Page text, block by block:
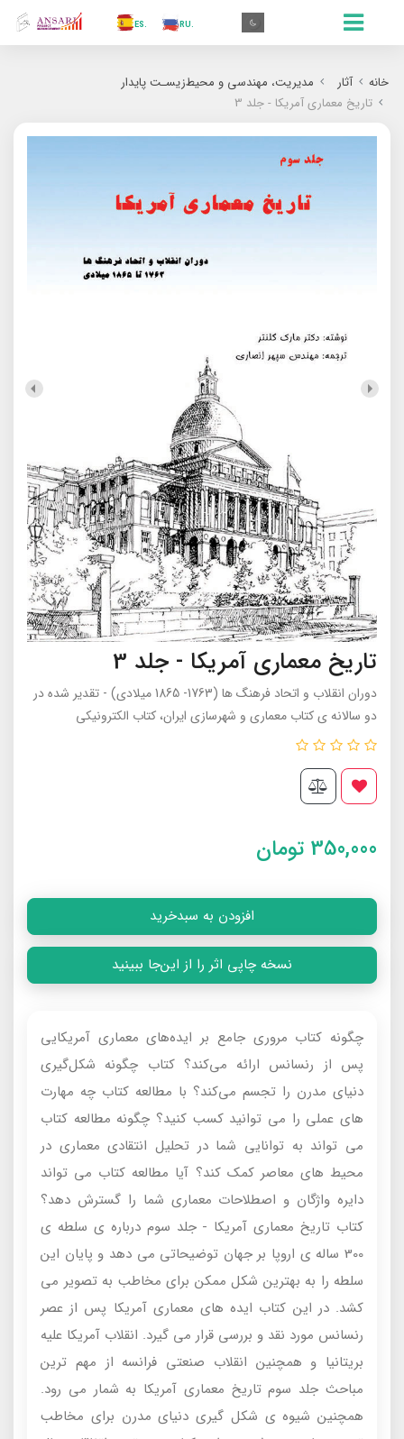
.RU
.ES
.IN
خانه آثار
مدیریت، مهندسی و محیط‌زیسـت پایدار
تاریخ معماری آمریکا - جلد 3
تاریخ معماری آمریکا - جلد 3
دوران انقلاب و اتحاد فرهنگ ها (1763- 1865 میلادی) - تقدیر شده در
دو سالانه ی کتاب معماری و شهرسازی ایران، کتاب الکترونیکی
350,000 تومان
افزودن به سبدخرید
نسخه چاپی اثر را از این‌جا ببینید
چگونه کتاب مروری جامع بر ایده‌های معماری آمریکایی
پس از رنسانس ارائه می‌کند؟ کتاب چگونه شکل‌گیری
دنیای مدرن را تجسم می‌کند؟ با مطالعه کتاب چه مهارت
های عملی را می توانید کسب کنید؟ چگونه مطالعه کتاب
می تواند به توانایی شما در تحلیل انتقادی معماری در
محیط های معاصر کمک کند؟ آیا مطالعه کتاب می تواند
دایره واژگان و اصطلاحات معماری شما را گسترش دهد؟
کتاب تاریخ معماری آمریکا - جلد سوم درباره ی سلطه ی
300 ساله ی اروپا بر جهان توضیحاتی می دهد و پایان این
سلطه را به بهترین شکل ممکن برای مخاطب به تصویر می
کشد. در این کتاب ایده های معماری آمریکا پس از عصر
رنسانس مورد نقد و بررسی قرار می گیرد. انقلاب آمریکا علیه
بریتانیا و همچنین انقلاب صنعتی فرانسه از مهم ترین
مباحث جلد سوم تاریخ معماری آمریکا به شمار می رود.
همچنین شیوه ی شکل گیری دنیای مدرن برای مخاطب